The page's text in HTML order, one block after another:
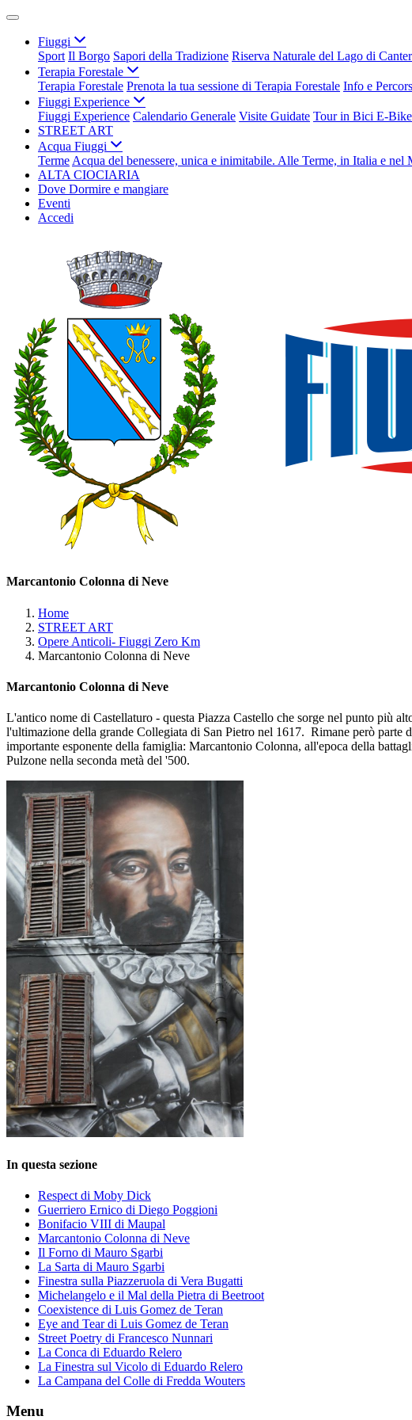
Fiuggi
Sport Il Borgo Sapori della Tradizione Riserva Naturale del Lago di
Terapia Forestale
Terapia Forestale Prenota la tua sessione di Terapia Forestale Info e
Fiuggi Experience
Fiuggi Experience Calendario Generale Visite Guidate Tour in Bici E-
STREET ART
Acqua Fiuggi
Terme Acqua del benessere, unica e inimitabile. Alle Terme, in Italia e nel
ALTA CIOCIARIA
Dove Dormire e mangiare
Eventi
Accedi
Marcantonio Colonna di Neve
Home
STREET ART
Opere Anticoli- Fiuggi Zero Km
Marcantonio Colonna di Neve
Marcantonio Colonna di Neve
L'antico nome di Castellaturo - questa Piazza Castello che sorge nel punto più
l'ultimazione della grande Collegiata di San Pietro nel 1617. Rimane però parte
importante esponente della famiglia: Marcantonio Colonna, all'epoca della
Pulzone nella seconda metà del '500.
In questa sezione
Respect di Moby Dick
Guerriero Ernico di Diego Poggioni
Bonifacio VIII di Maupal
Marcantonio Colonna di Neve
Il Forno di Mauro Sgarbi
La Sarta di Mauro Sgarbi
Finestra sulla Piazzeruola di Vera Bugatti
Michelangelo e il Mal della Pietra di Beetroot
Coexistence di Luis Gomez de Teran
Eye and Tear di Luis Gomez de Teran
Street Poetry di Francesco Nunnari
La Conca di Eduardo Relero
La Finestra sul Vicolo di Eduardo Relero
La Campana del Colle di Fredda Wouters
Menu